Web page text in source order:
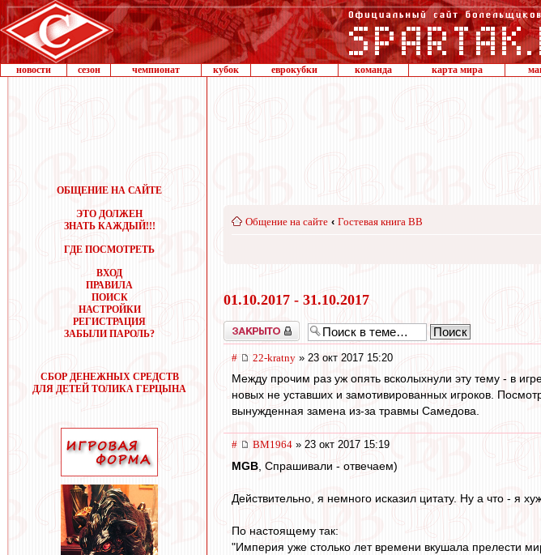
новости сезон чемпионат кубок еврокубки команда карта мира
ОБЩЕНИЕ НА САЙТЕ
ЭТО ДОЛЖЕН
ЗНАТЬ КАЖДЫЙ!!!
ГДЕ ПОСМОТРЕТЬ
ВХОД
ПРАВИЛА
ПОИСК
НАСТРОЙКИ
РЕГИСТРАЦИЯ
ЗАБЫЛИ ПАРОЛЬ?
СБОР ДЕНЕЖНЫХ СРЕДСТВ
ДЛЯ ДЕТЕЙ ТОЛИКА ГЕРЦЫНА
Общение на сайте ‹ Гостевая книга ВВ
01.10.2017 - 31.10.2017
Закрыто
# 22-kratny » 23 окт 2017 15:20
Между прочим раз уж опять всколыхнули эту тему - в
новых не уставших и замотивированных игроков.
вынужденная замена из-за травмы Самедова.
# BM1964 » 23 окт 2017 15:19
MGB , Спрашивали - отвечаем)
Действительно, я немного исказил цитату. Ну а что - я
По настоящему так:
"Империя уже столько лет времени вкушала прелести